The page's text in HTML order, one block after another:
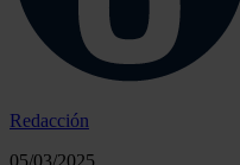
Redacción
05/03/2025